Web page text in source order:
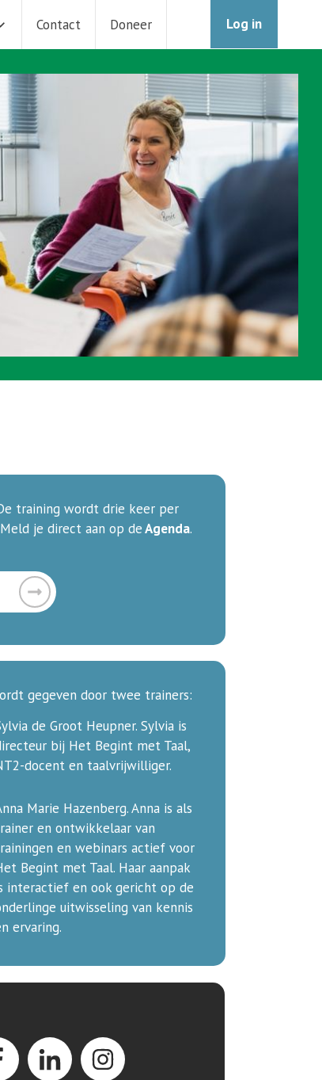
Contact Doneer Log in
training wordt drie keer per
je direct aan op deAgenda.
gegeven door twee trainers:
de Groot Heupner. Sylvia is
bij Het Begint met Taal,
docent en taalvrijwilliger.
Marie Hazenberg. Anna is als
en ontwikkelaar van
en webinars actief voor
Begint met Taal. Haar aanpak
interactief en ook gericht op de
uitwisseling van kennis
ervaring.